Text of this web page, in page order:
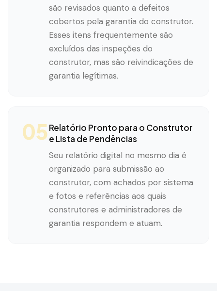
são revisados quanto a defeitos
cobertos pela garantia do construtor.
Esses itens frequentemente são
excluídos das inspeções do
construtor, mas são reivindicações de
garantia legítimas.
05Relatório Pronto para o Construtor
e Lista de Pendências
Seu relatório digital no mesmo dia é
organizado para submissão ao
construtor, com achados por sistema
e fotos e referências aos quais
construtores e administradores de
garantia respondem e atuam.